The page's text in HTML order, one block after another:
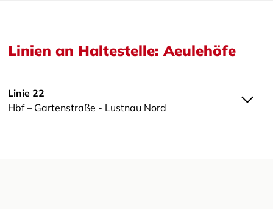
Linien an Haltestelle: Aeulehöfe
Linie 22
Hbf – Gartenstraße - Lustnau Nord